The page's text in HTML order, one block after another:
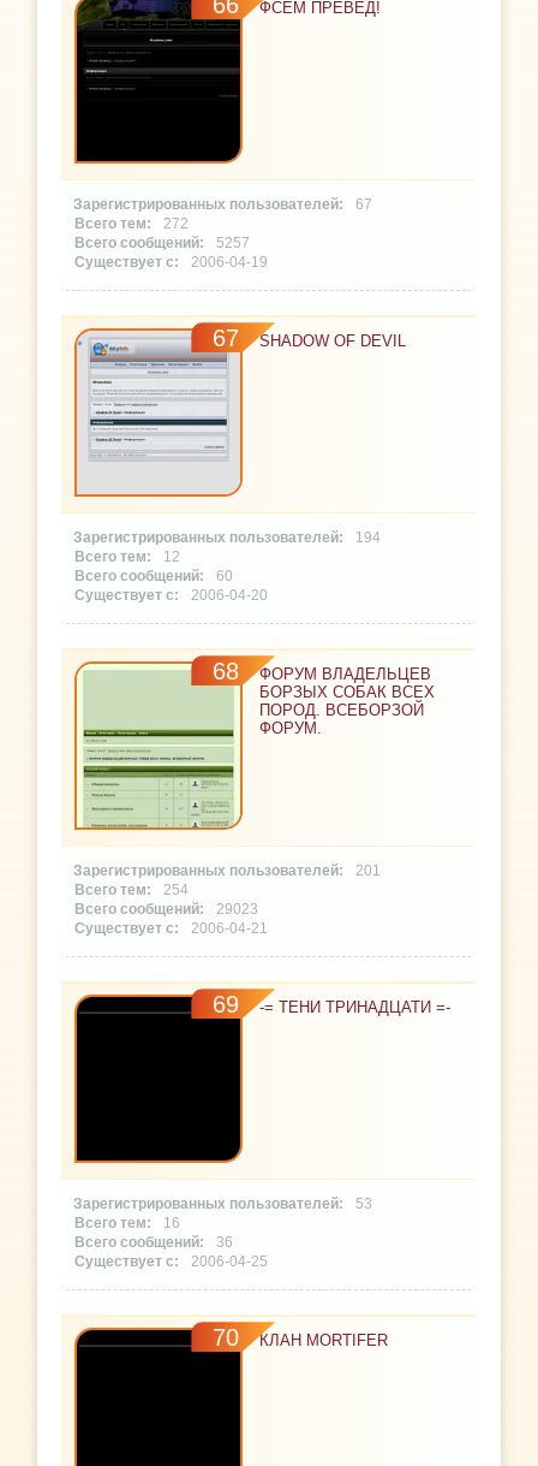
ФСЕМ ПРЕВЕД!
67
272
5257
2006-04-19
67 SHADOW OF DEVIL
194
12
60
2006-04-20
68
ФОРУМ ВЛАДЕЛЬЦЕВ
БОРЗЫХ СОБАК ВСЕХ
ПОРОД. ВСЕБОРЗОЙ
ФОРУМ.
201
254
29023
2006-04-21
69 -= ТЕНИ ТРИНАДЦАТИ =-
53
16
36
2006-04-25
70 КЛАН MORTIFER